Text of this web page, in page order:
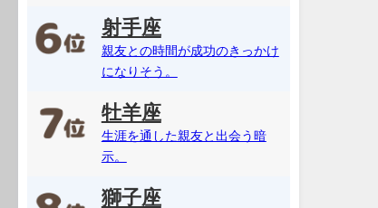
射手座
親友との時間が成功のきっかけ
になりそう。
牡羊座
生涯を通した親友と出会う暗
示。
獅子座